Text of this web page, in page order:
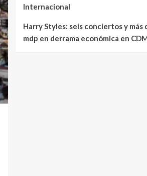
Internacional
Harry Styles: seis conciertos y más
mdp en derrama económica en